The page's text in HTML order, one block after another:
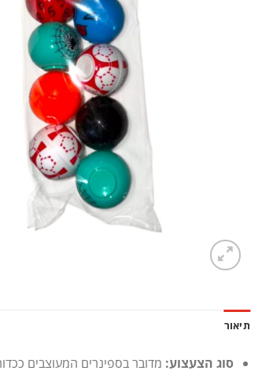
תיאור
סוג הצעצוע: מדובר בספינרים המעוצבים